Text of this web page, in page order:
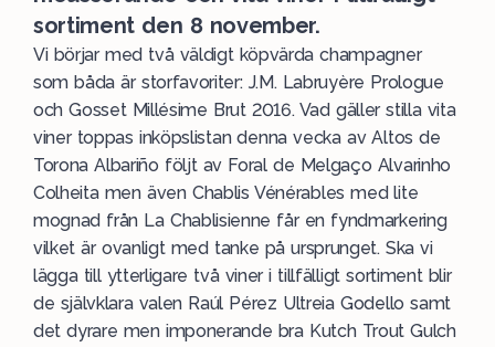
sortiment den 8 november.
Vi börjar med två väldigt köpvärdachampagner
som båda är storfavoriter: J.M. Labruyère Prologue
och Gosset Millésime Brut 2016. Vad gäller stilla vita
viner toppas inköpslistan denna vecka av Altos de
ToronaAlbariño följt av Foral de Melgaço Alvarinho
Colheita men även Chablis Vénérables med lite
mognad från La Chablisienne får en fyndmarkering
vilket är ovanligt med tanke på ursprunget. Ska vi
lägga till ytterligare två viner i tillfälligtsortiment blir
de självklara valen Raúl Pérez Ultreia Godello samt
det dyrare men imponerande bra Kutch Trout Gulch